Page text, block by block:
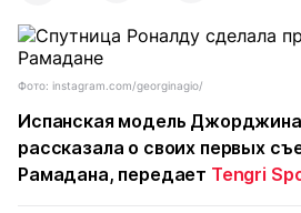
Фото: instagram.com/georginagio/
Испанская модель
рассказала о своих первых
Рамадана, передает Tengri